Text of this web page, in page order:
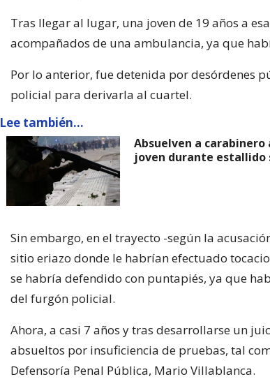
Tras llegar al lugar, una joven de 19 años a
acompañados de una ambulancia, ya que
Por lo anterior, fue detenida por desórdenes
policial para derivarla al cuartel.
Lee también...
Absuelven a carabinero
joven durante estallido
Sin embargo, en el trayecto -según la
sitio eriazo donde le habrían efectuado
se habría defendido con puntapiés, ya que
del furgón policial.
Ahora, a casi 7 años y tras desarrollarse un
absueltos por insuficiencia de pruebas, tal
Defensoría Penal Pública, Mario Villablanca.